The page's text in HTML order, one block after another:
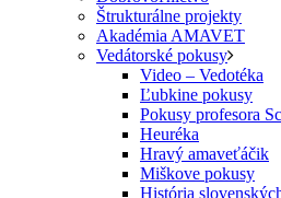
Štrukturálne projekty
Akadémia AMAVET
Vedátorské pokusy
Video – Vedotéka
Ľubkine pokusy
Pokusy profesora
Heuréka
Hravý amaveťáčik
Miškove pokusy
História